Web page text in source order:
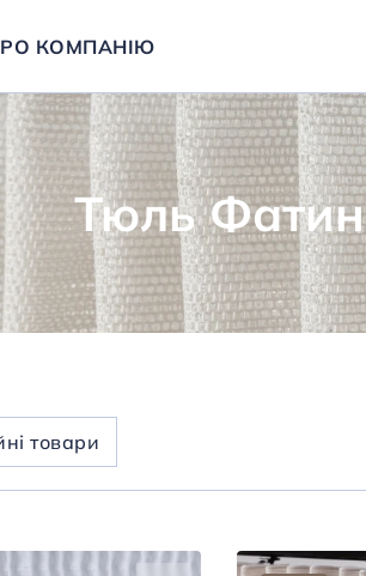
КОМПАНІЮ
Тюль Фатин
товари